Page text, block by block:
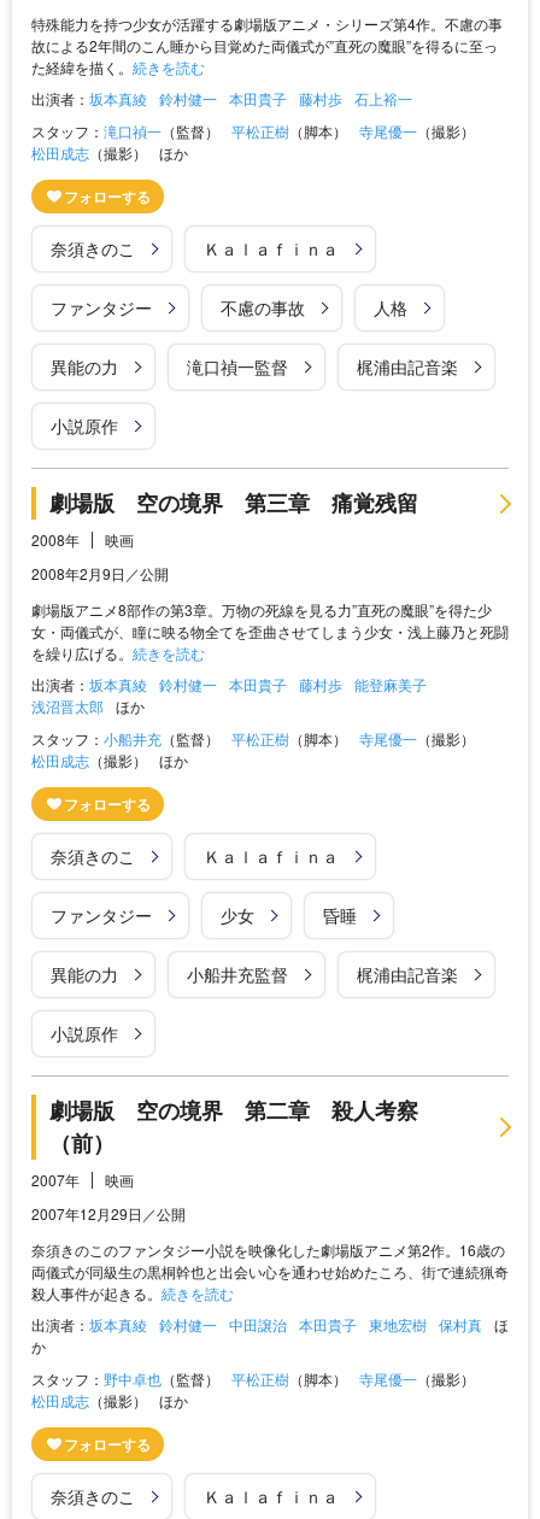
特殊能力を持つ少女が活躍する劇場版アニメ・シリーズ第4作。不慮の事
故による2年間のこん睡から目覚めた両儀式が”直死の魔眼”を得るに至っ
た経緯を描く。 続きを読む
出演者： 坂本真綾 鈴村健一 本田貴子 藤村歩 石上裕一
スタッフ： 滝口禎一 （監督） 平松正樹 （脚本） 寺尾優一 （撮影）
松田成志 （撮影） ほか
奈須きのこ Ｋａｌａｆｉｎａ
ファンタジー 不慮の事故 人格
異能の力 滝口禎一監督 梶浦由記音楽
小説原作
劇場版 空の境界 第三章 痛覚残留
2008年
映画
2008年2月9日／公開
劇場版アニメ8部作の第3章。万物の死線を見る力”直死の魔眼”を得た少
女・両儀式が、瞳に映る物全てを歪曲させてしまう少女・浅上藤乃と死闘
を繰り広げる。 続きを読む
出演者： 坂本真綾 鈴村健一 本田貴子 藤村歩 能登麻美子
浅沼晋太郎 ほか
スタッフ： 小船井充 （監督） 平松正樹 （脚本） 寺尾優一 （撮影）
松田成志 （撮影） ほか
奈須きのこ Ｋａｌａｆｉｎａ
ファンタジー 少女 昏睡
異能の力 小船井充監督 梶浦由記音楽
小説原作
劇場版 空の境界 第二章 殺人考察
（前）
2007年
映画
2007年12月29日／公開
奈須きのこのファンタジー小説を映像化した劇場版アニメ第2作。16歳の
両儀式が同級生の黒桐幹也と出会い心を通わせ始めたころ、街で連続猟奇
殺人事件が起きる。 続きを読む
出演者： 坂本真綾 鈴村健一 中田譲治 本田貴子 東地宏樹 保村真 ほ
か
スタッフ： 野中卓也 （監督） 平松正樹 （脚本） 寺尾優一 （撮影）
松田成志 （撮影） ほか
奈須きのこ Ｋａｌａｆｉｎａ